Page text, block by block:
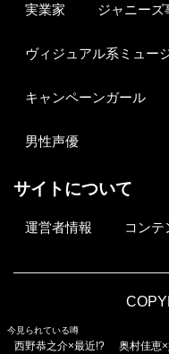
実業家 ジャニーズ
ヴィジュアル系ミュー
キャンペーンガール
男性声優
サイトについて
運営者情報 コンテ
今見られている噂
西野恭之介×最近!? 奥村佳恵